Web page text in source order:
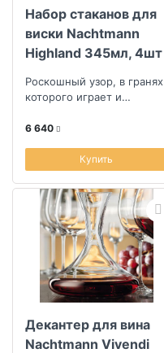
Набор стаканов для
виски Nachtmann
Highland 345мл, 4шт
Роскошный узор, в гранях
которого играет и
6 640
Купить
Декантер для вина
Nachtmann Vivendi